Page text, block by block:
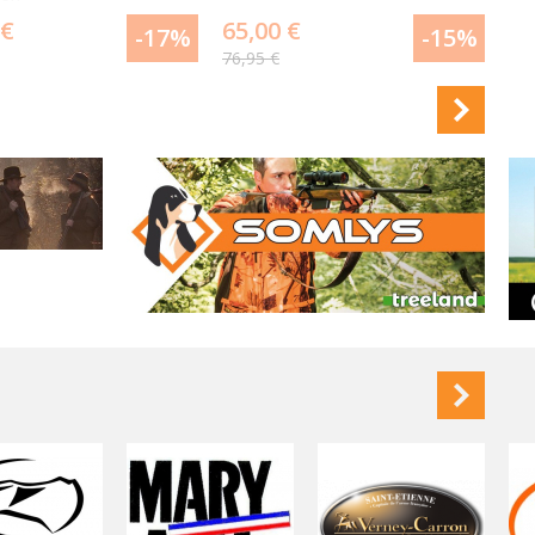
-17% 65,00 €
76,95 €
-15%